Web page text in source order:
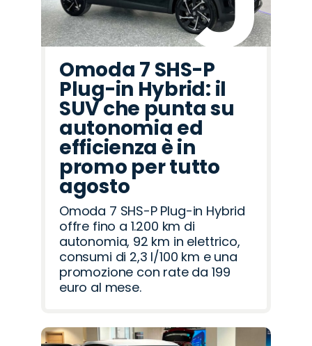
Omoda 7 SHS-P
Plug-in Hybrid: il
SUV che punta su
autonomia ed
efficienza è in
promo per tutto
agosto
Omoda 7 SHS-P Plug-in Hybrid
offre fino a 1.200 km di
autonomia, 92 km in elettrico,
consumi di 2,3 l/100 km e una
promozione con rate da 199
euro al mese.